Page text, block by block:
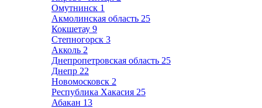
Омутнинск 1
Акмолинская область 25
Кокшетау 9
Степногорск 3
Акколь 2
Днепропетровская область 25
Днепр 22
Новомосковск 2
Республика Хакасия 25
Абакан 13